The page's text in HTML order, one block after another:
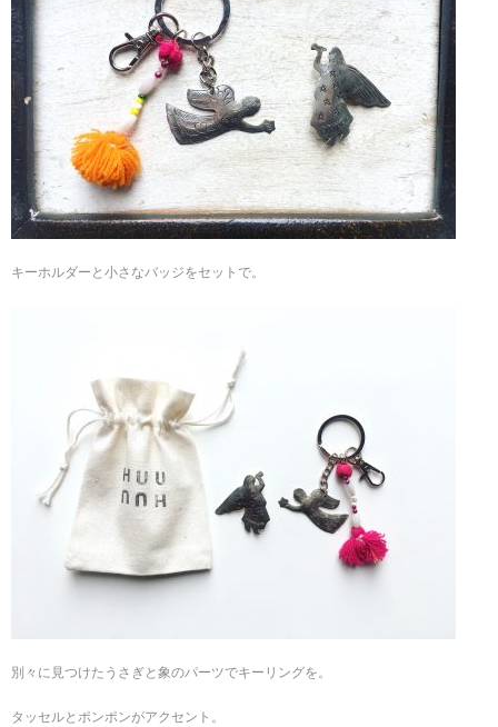
キーホルダーと小さなバッジをセットで。
別々に見つけたうさぎと象のパーツでキーリングを。
タッセルとポンポンがアクセント。